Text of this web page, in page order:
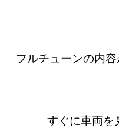
フルチューンの内
すぐに車両を